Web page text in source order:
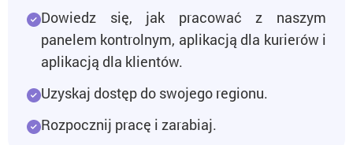
Dowiedz się, jak pracować z naszym
panelem kontrolnym, aplikacją dla kurierów i
aplikacją dla klientów.
Uzyskaj dostęp do swojego regionu.
Rozpocznij pracę i zarabiaj.